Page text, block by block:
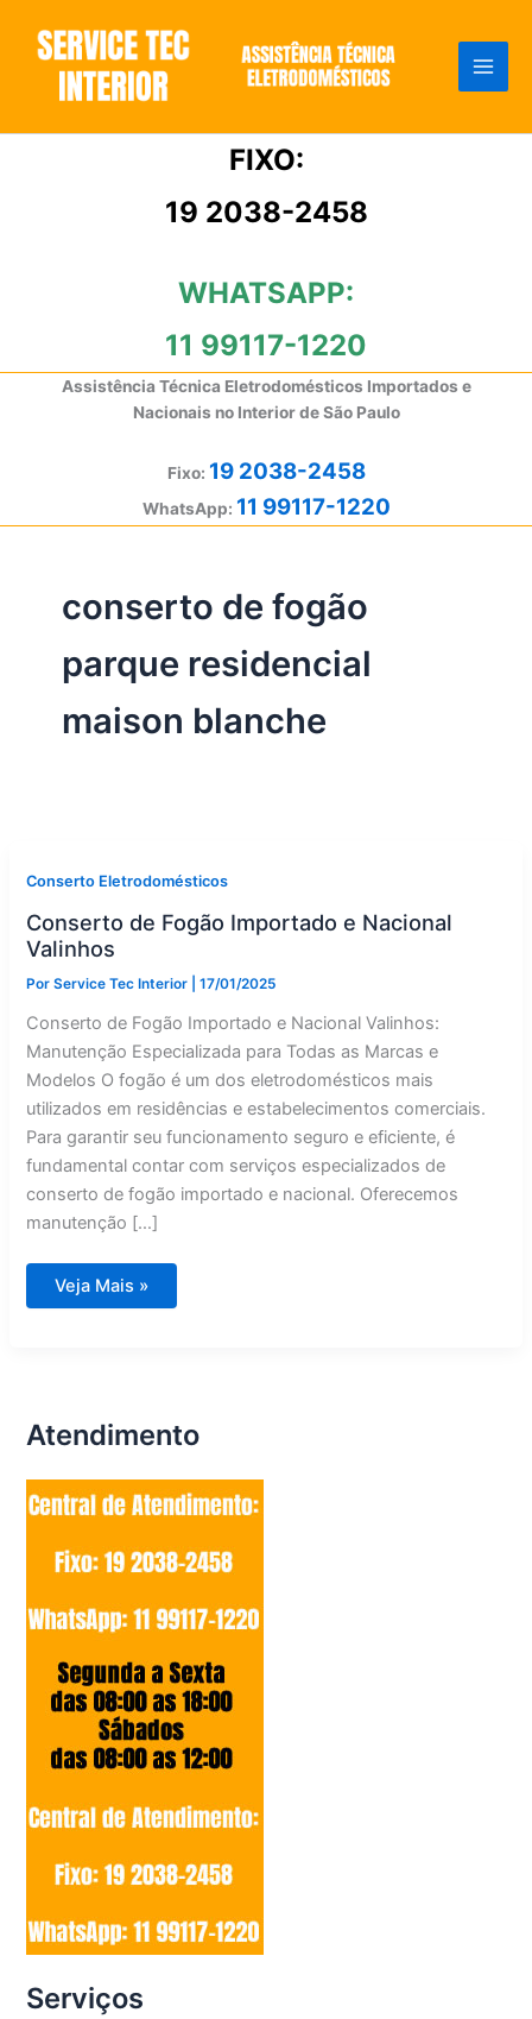
conteúdo
FIXO:
19 2038-2458
WHATSAPP:
11 99117-1220
Assistência Técnica Eletrodomésticos Importados e
Nacionais no Interior de São Paulo
Fixo: 19 2038-2458
WhatsApp: 11 99117-1220
conserto de fogão
parque residencial
maison blanche
Conserto Eletrodomésticos
Conserto de Fogão Importado e Nacional
Valinhos
PorService Tec Interior |17/01/2025
Conserto de Fogão Importado e Nacional Valinhos:
Manutenção Especializada para Todas as Marcas e
Modelos O fogão é um dos eletrodomésticos mais
utilizados em residências e estabelecimentos comerciais.
Para garantir seu funcionamento seguro e eficiente, é
fundamental contar com serviços especializados de
conserto de fogão importado e nacional. Oferecemos
manutenção […]
Conserto
de
Veja Mais »
Atendimento
Serviços